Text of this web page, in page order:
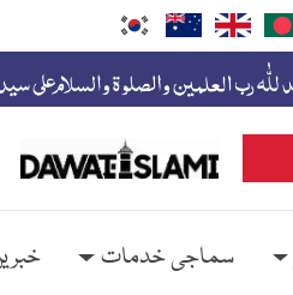
سماجی خدمات